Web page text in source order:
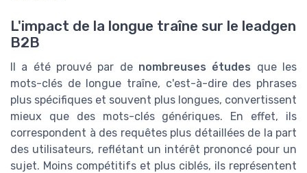
L'impact de la longue traîne sur le leadgen
B2B
Il a été prouvé par de nombreuses études que les
mots-clés de longue traîne, c'est-à-dire des phrases
plus spécifiques et souvent plus longues, convertissent
mieux que des mots-clés génériques. En effet, ils
correspondent à des requêtes plus détaillées de la part
des utilisateurs, reflétant un intérêt prononcé pour un
sujet. Moins compétitifs et plus ciblés, ils représentent